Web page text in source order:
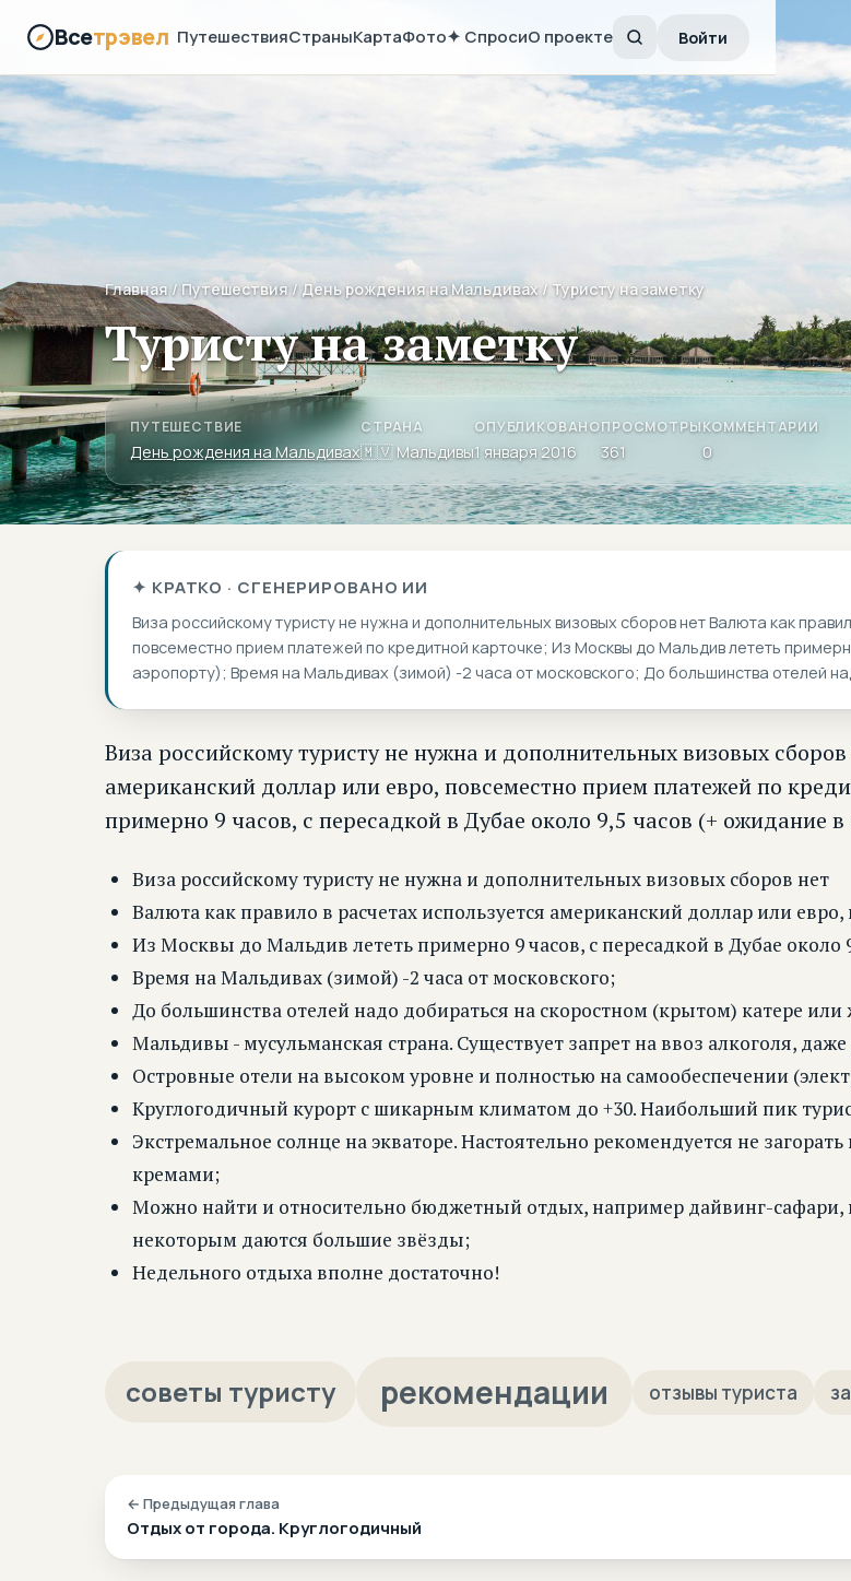
Всетрэвел ПутешествияСтраныКартаФото✦ СпросиО проекте Войти
Главная/ Путешествия/День рождения на Мальдивах / Туристу на заметку
Туристу на заметку
ПУТЕШЕСТВИЕ
День рождения на Мальдивах
СТРАНА
🇲🇻 Мальдивы
ОПУБЛИКОВАНО
1 января 2016
ПРОСМОТРЫ
361
КОММЕНТАРИИ
0
✦ КРАТКО · СГЕНЕРИРОВАНО ИИ
Виза российскому туристу не нужна и дополнительных визовых сборов нет Валюта как
повсеместно прием платежей по кредитной карточке; Из Москвы до Мальдив лететь
аэропорту); Время на Мальдивах (зимой) -2 часа от московского; До большинства отелей
Виза российскому туристу не нужна и дополнительных визовых
американский доллар или евро, повсеместно прием платежей по
примерно 9 часов, с пересадкой в Дубае около 9,5 часов (+ ожидание
Виза российскому туристу не нужна и дополнительных визовых сборов нет
Валюта как правило в расчетах используется американский доллар или
Из Москвы до Мальдив лететь примерно 9 часов, с пересадкой в Дубае около
Время на Мальдивах (зимой) -2 часа от московского;
До большинства отелей надо добираться на скоростном (крытом) катере или
Мальдивы - мусульманская страна. Существует запрет на ввоз алкоголя,
Островные отели на высоком уровне и полностью на самообеспечении
Круглогодичный курорт с шикарным климатом до +30. Наибольший пик
Экстремальное солнце на экваторе. Настоятельно рекомендуется не
кремами;
Можно найти и относительно бюджетный отдых, например дайвинг-сафари,
некоторым даются большие звёзды;
Недельного отдыха вполне достаточно!
советы туристу рекомендации отзывы туриста
← Предыдущая глава
Отдых от города. Круглогодичный